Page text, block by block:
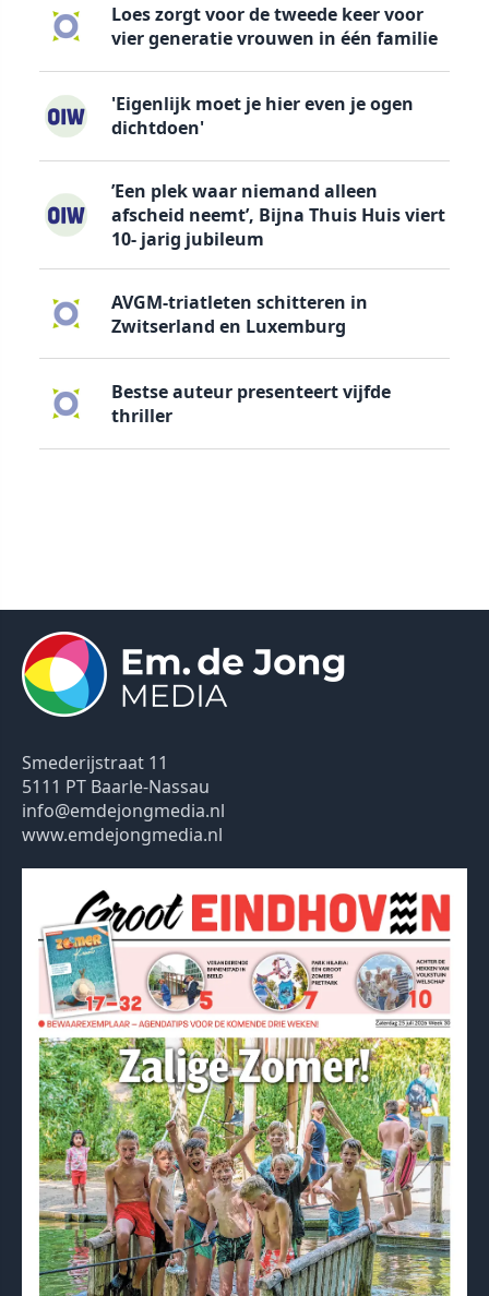
Loes zorgt voor de tweede keer voor
vier generatie vrouwen in één familie
'Eigenlijk moet je hier even je ogen
dichtdoen'
’Een plek waar niemand alleen
afscheid neemt’, Bijna Thuis Huis viert
10- jarig jubileum
AVGM-triatleten schitteren in
Zwitserland en Luxemburg
Bestse auteur presenteert vijfde
thriller
Smederijstraat 11
5111 PT Baarle-Nassau
info@emdejongmedia.nl
www.emdejongmedia.nl